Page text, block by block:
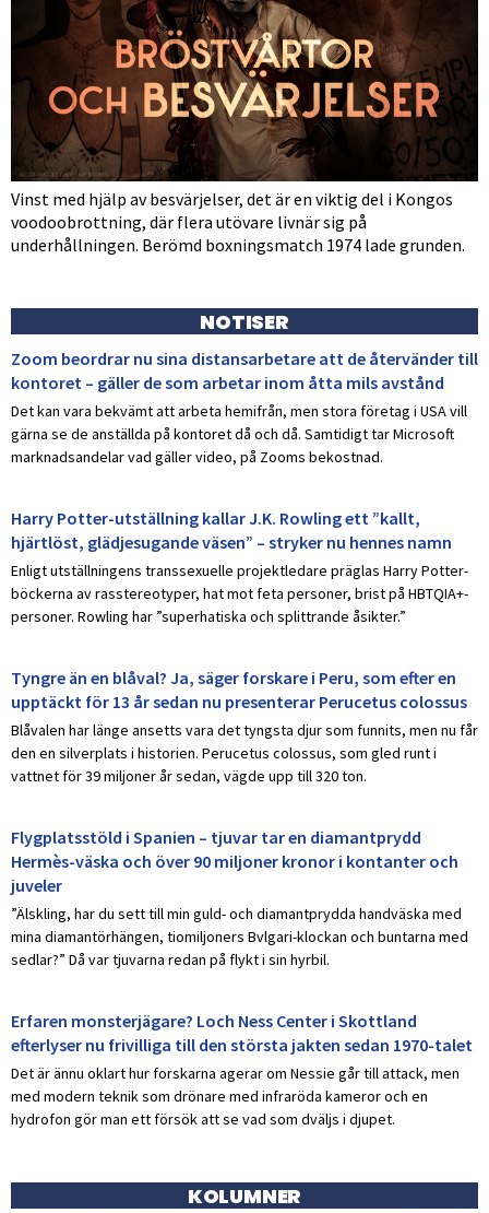
Vinst med hjälp av besvärjelser, det är en viktig del i Kongos
voodoobrottning, där flera utövare livnär sig på
underhållningen. Berömd boxningsmatch 1974 lade grunden.
NOTISER
Zoom beordrar nu sina distansarbetare att de återvänder till
kontoret – gäller de som arbetar inom åtta mils avstånd
Det kan vara bekvämt att arbeta hemifrån, men stora företag i USA vill
gärna se de anställda på kontoret då och då. Samtidigt tar Microsoft
marknadsandelar vad gäller video, på Zooms bekostnad.
Harry Potter-utställning kallar J.K. Rowling ett ”kallt,
hjärtlöst, glädjesugande väsen” – stryker nu hennes namn
Enligt utställningens transsexuelle projektledare präglas Harry Potter-
böckerna av rasstereotyper, hat mot feta personer, brist på HBTQIA+-
personer. Rowling har ”superhatiska och splittrande åsikter.”
Tyngre än en blåval? Ja, säger forskare i Peru, som efter en
upptäckt för 13 år sedan nu presenterar Perucetus colossus
Blåvalen har länge ansetts vara det tyngsta djur som funnits, men nu får
den en silverplats i historien. Perucetus colossus, som gled runt i
vattnet för 39 miljoner år sedan, vägde upp till 320 ton.
Flygplatsstöld i Spanien – tjuvar tar en diamantprydd
Hermès-väska och över 90 miljoner kronor i kontanter och
juveler
”Älskling, har du sett till min guld- och diamantprydda handväska med
mina diamantörhängen, tiomiljoners Bvlgari-klockan och buntarna med
sedlar?” Då var tjuvarna redan på flykt i sin hyrbil.
Erfaren monsterjägare? Loch Ness Center i Skottland
efterlyser nu frivilliga till den största jakten sedan 1970-talet
Det är ännu oklart hur forskarna agerar om Nessie går till attack, men
med modern teknik som drönare med infraröda kameror och en
hydrofon gör man ett försök att se vad som dväljs i djupet.
KOLUMNER